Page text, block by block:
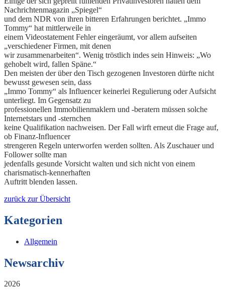
Nachrichtenmagazin „Spiegel“
und dem NDR von ihren bitteren Erfahrungen berichtet. „Immo
Tommy“ hat mittlerweile in
einem Videostatement Fehler eingeräumt, vor allem aufseiten
„verschiedener Firmen, mit denen
wir zusammenarbeiten“. Wenig tröstlich indes sein Hinweis: „Wo
gehobelt wird, fallen Späne.“
Den meisten der über den Tisch gezogenen Investoren dürfte nicht
bewusst gewesen sein, dass
„Immo Tommy“ als Influencer keinerlei Regulierung oder Aufsicht
unterliegt. Im Gegensatz zu
professionellen Immobilienmaklern und -beratern müssen solche
Internetstars und -sternchen
keine Qualifikation nachweisen. Der Fall wirft erneut die Frage auf,
ob Finanz-Influencer
strengeren Regeln unterworfen werden sollten. Als Zuschauer und
Follower sollte man
jedenfalls gesunde Vorsicht walten und sich nicht von einem
charismatisch-kennerhaften
Auftritt blenden lassen.
zurück zur Übersicht
Kategorien
Allgemein
Newsarchiv
2026